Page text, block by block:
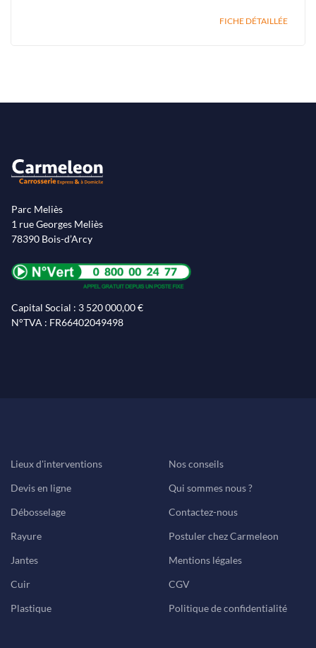
FICHE DÉTAILLÉE
Parc Meliès
1 rue Georges Meliès
78390 Bois-d’Arcy
Capital Social : 3 520 000,00 €
N°TVA : FR66402049498
Lieux d'interventions
Devis en ligne
Débosselage
Rayure
Jantes
Cuir
Plastique
Nos conseils
Qui sommes nous ?
Contactez-nous
Postuler chez Carmeleon
Mentions légales
CGV
Politique de confidentialité